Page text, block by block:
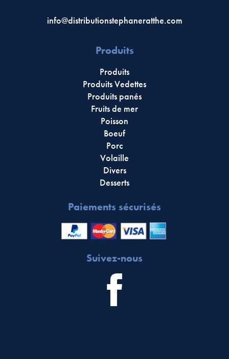
info@distributionstephaneratthe.com
Produits
Produits
Produits Vedettes
Produits panés
Fruits de mer
Poisson
Boeuf
Porc
Volaille
Divers
Desserts
Paiements sécurisés
Suivez-nous